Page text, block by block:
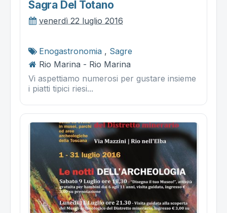
Sagra Del Totano
venerdì 22 luglio 2016
Enogastronomia , Sagre
Rio Marina - Rio Marina
Vi aspettiamo numerosi per gustare insieme
i piatti tipici riesi...